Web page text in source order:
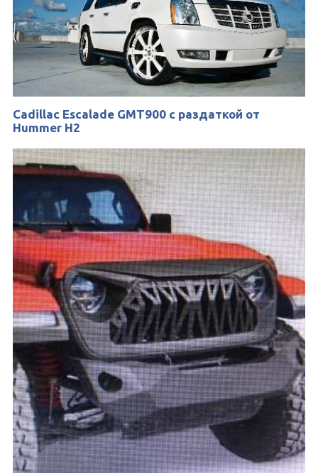
Cadillac Escalade GMT900 с раздаткой от
Hummer H2